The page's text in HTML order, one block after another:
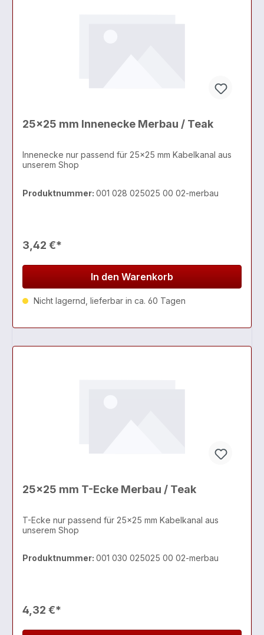
25x25 mm Innenecke Merbau / Teak
Innenecke nur passend für 25x25 mm Kabelkanal aus
unserem Shop
Produktnummer: 001 028 025025 00 02-merbau
3,42 €*
In den Warenkorb
Nicht lagernd, lieferbar in ca. 60 Tagen
25x25 mm T-Ecke Merbau / Teak
T-Ecke nur passend für 25x25 mm Kabelkanal aus
unserem Shop
Produktnummer: 001 030 025025 00 02-merbau
4,32 €*